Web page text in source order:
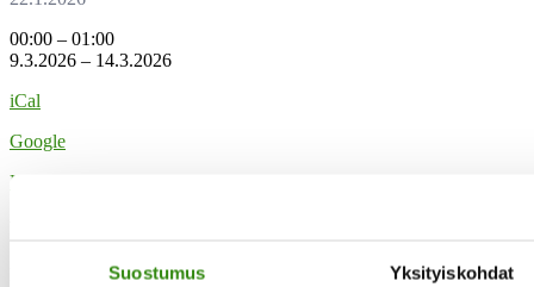
Suostumus Yksityiskohdat
Koordinaattori
Mia
00:00 – 01:00
9.3.2026 – 14.3.2026
iCal
Google
Katso koko kalenteri
Maaseudun tukihenkilöverkko